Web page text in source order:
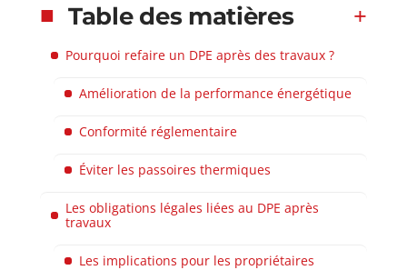
Table des matières
Pourquoi refaire un DPE après des travaux ?
Amélioration de la performance énergétique
Conformité réglementaire
Éviter les passoires thermiques
Les obligations légales liées au DPE après
travaux
Les implications pour les propriétaires